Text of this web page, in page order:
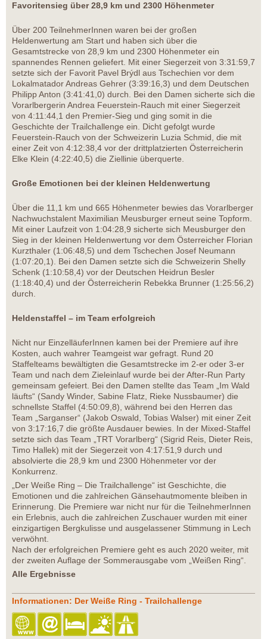
Favoritensieg über 28,9 km und 2300 Höhenmeter
Über 200 TeilnehmerInnen waren bei der großen
Heldenwertung am Start und haben sich über die
Gesamtstrecke von 28,9 km und 2300 Höhenmeter ein
spannendes Rennen geliefert. Mit einer Siegerzeit von 3:31:59,7
setzte sich der Favorit Pavel Brýdl aus Tschechien vor dem
Lokalmatador Andreas Gehrer (3:39:16,3) und dem Deutschen
Philipp Anton (3:41:41,0) durch. Bei den Damen sicherte sich die
Vorarlbergerin Andrea Feuerstein-Rauch mit einer Siegerzeit
von 4:11:44,1 den Premier-Sieg und ging somit in die
Geschichte der Trailchallenge ein. Dicht gefolgt wurde
Feuerstein-Rauch von der Schweizerin Luzia Schmid, die mit
einer Zeit von 4:12:38,4 vor der drittplatzierten Österreicherin
Elke Klein (4:22:40,5) die Ziellinie überquerte.
Große Emotionen bei der kleinen Heldenwertung
Über die 11,1 km und 665 Höhenmeter bewies das Vorarlberger
Nachwuchstalent Maximilian Meusburger erneut seine Topform.
Mit einer Laufzeit von 1:04:28,9 sicherte sich Meusburger den
Sieg in der kleinen Heldenwertung vor dem Österreicher Florian
Kurzthaler (1:06:48,5) und dem Tschechen Josef Neumann
(1:07:20,1). Bei den Damen setzte sich die Schweizerin Shelly
Schenk (1:10:58,4) vor der Deutschen Heidrun Besler
(1:18:40,4) und der Österreicherin Rebekka Brunner (1:25:56,2)
durch.
Heldenstaffel – im Team erfolgreich
Nicht nur EinzelläuferInnen kamen bei der Premiere auf ihre
Kosten, auch wahrer Teamgeist war gefragt. Rund 20
Staffelteams bewältigten die Gesamtstrecke im 2-er oder 3-er
Team und nach dem Zieleinlauf wurde bei der After-Run Party
gemeinsam gefeiert. Bei den Damen stellte das Team „Im Wald
läufts“ (Sandy Winder, Sabine Flatz, Rieke Nussbaumer) die
schnellste Staffel (4:50:09,8), während bei den Herren das
Team „Sarganser“ (Jakob Oswald, Tobias Walser) mit einer Zeit
von 3:17:16,7 die größte Ausdauer bewies. In der Mixed-Staffel
setzte sich das Team „TRT Vorarlberg“ (Sigrid Reis, Dieter Reis,
Timo Hallek) mit der Siegerzeit von 4:17:51,9 durch und
absolvierte die 28,9 km und 2300 Höhenmeter vor der
Konkurrenz.
„Der Weiße Ring – Die Trailchallenge“ ist Geschichte, die
Emotionen und die zahlreichen Gänsehautmomente bleiben in
Erinnerung. Die Premiere war nicht nur für die TeilnehmerInnen
ein Erlebnis, auch die zahlreichen Zuschauer wurden mit einer
einzigartigen Bergkulisse und ausgelassener Stimmung in Lech
verwöhnt.
Nach der erfolgreichen Premiere geht es auch 2020 weiter, mit
der zweiten Auflage der Sommerausgabe vom „Weißen Ring“.
Alle Ergebnisse
Informationen: Der Weiße Ring - Trailchallenge